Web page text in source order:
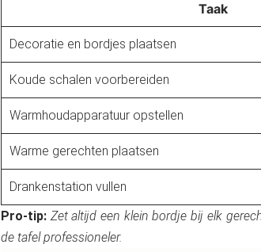
Taak
Decoratie en bordjes plaatsen
Koude schalen voorbereiden
Warmhoudapparatuur opstellen
Warme gerechten plaatsen
Drankenstation vullen
Pro-tip: Zet altijd een klein bordje bij elk
de tafel professioneler.